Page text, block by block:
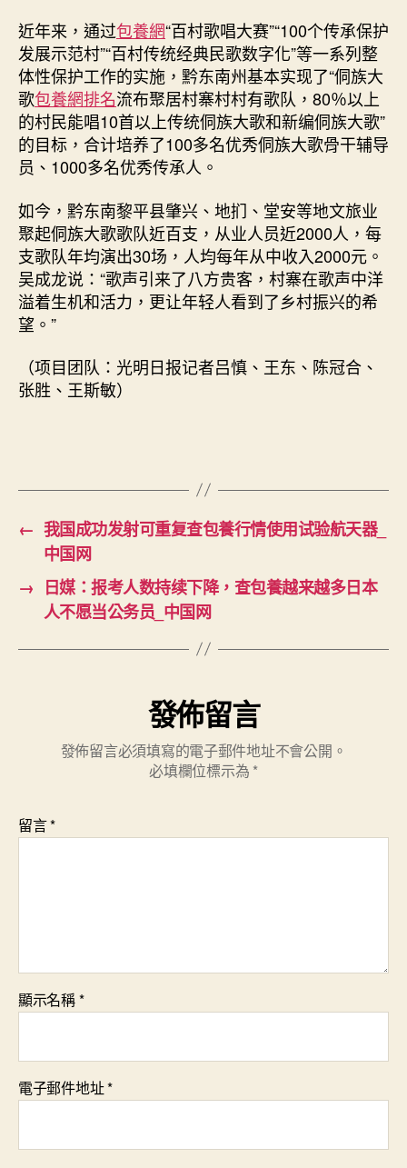
近年来，通过包養網“百村歌唱大赛”“100个传承保护
发展示范村”“百村传统经典民歌数字化”等一系列整
体性保护工作的实施，黔东南州基本实现了“侗族大
歌包養網排名流布聚居村寨村村有歌队，80％以上
的村民能唱10首以上传统侗族大歌和新编侗族大歌”
的目标，合计培养了100多名优秀侗族大歌骨干辅导
员、1000多名优秀传承人。
如今，黔东南黎平县肇兴、地扪、堂安等地文旅业
聚起侗族大歌歌队近百支，从业人员近2000人，每
支歌队年均演出30场，人均每年从中收入2000元。
吴成龙说：“歌声引来了八方贵客，村寨在歌声中洋
溢着生机和活力，更让年轻人看到了乡村振兴的希
望。”
（项目团队：光明日报记者吕慎、王东、陈冠合、
张胜、王斯敏）
← 我国成功发射可重复查包養行情使用试验航天器_
中国网
→ 日媒：报考人数持续下降，查包養越来越多日本
人不愿当公务员_中国网
發佈留言
發佈留言必須填寫的電子郵件地址不會公開。
必填欄位標示為 *
留言*
顯示名稱*
電子郵件地址*